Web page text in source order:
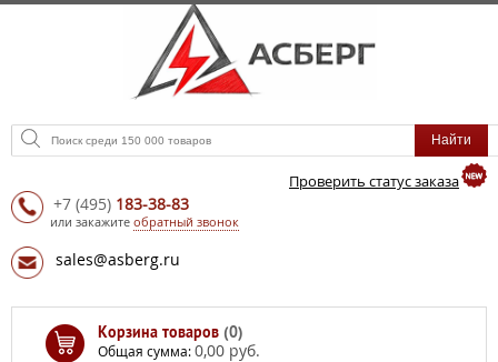
Проверить статус заказа
+7 (495) 183-38-83
или закажите обратный звонок
sales@asberg.ru
Корзина товаров (0)
Общая сумма:0,00 руб.